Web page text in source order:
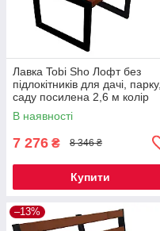
Лавка Tobi Sho Лофт без
підлокітників для дачі, парку,
саду посилена 2,6 м колір
каштан
В наявності
7 276 ₴ 8 346 ₴
Купити
–13%